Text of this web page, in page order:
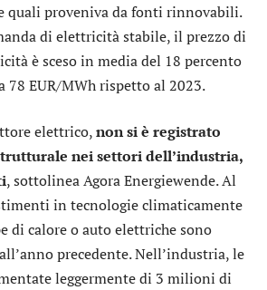
quali proveniva da fonti rinnovabili.
di elettricità stabile, il prezzo di
è sceso in media del 18 percento
78 EUR/MWh rispetto al 2023.
elettrico,non si è registrato
nei settori dell’industria,
, sottolinea Agora Energiewende. Al
in tecnologie climaticamente
di calore o auto elettriche sono
precedente. Nell’industria, le
leggermente di 3 milioni di